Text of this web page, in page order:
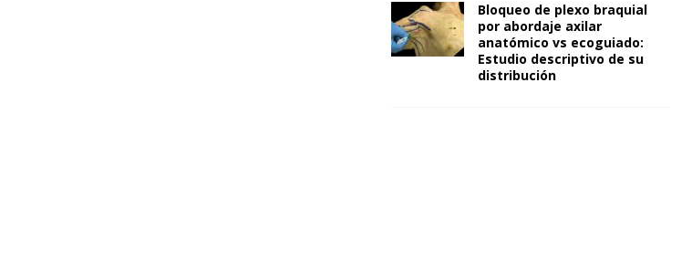
Bloqueo de plexo braquial
por abordaje axilar
anatómico vs ecoguiado:
Estudio descriptivo de su
distribución